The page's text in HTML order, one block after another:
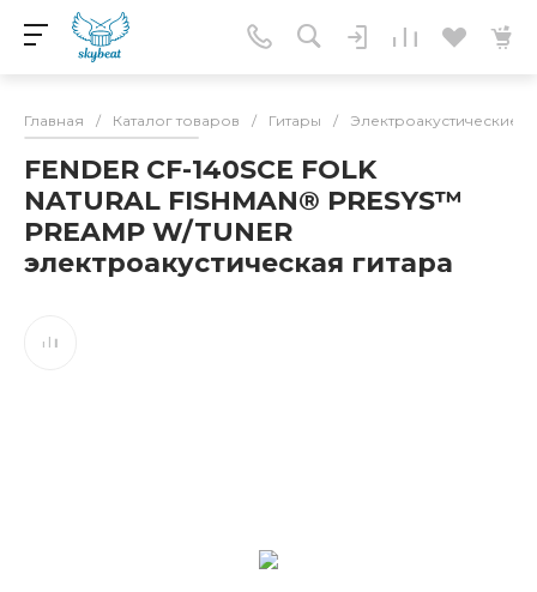
Главная / Каталог товаров / Гитары / Электроакустические
FENDER CF-140SCE FOLK
NATURAL FISHMAN® PRESYS™
PREAMP W/TUNER
электроакустическая гитара